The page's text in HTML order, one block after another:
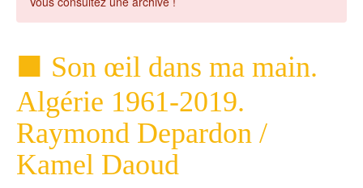
Son œil dans ma main.
Algérie 1961-2019.
Raymond Depardon /
Kamel Daoud